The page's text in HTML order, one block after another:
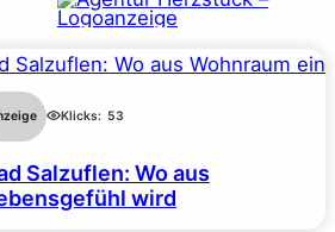
Klicks: 53
Salzuflen: Wo aus
wird